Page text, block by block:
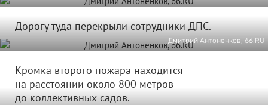
Дорогу туда перекрыли сотрудники ДПС.
Дмитрий Антоненков, 66.RU
Кромка второго пожара находится
на расстоянии около 800 метров
до коллективных садов.